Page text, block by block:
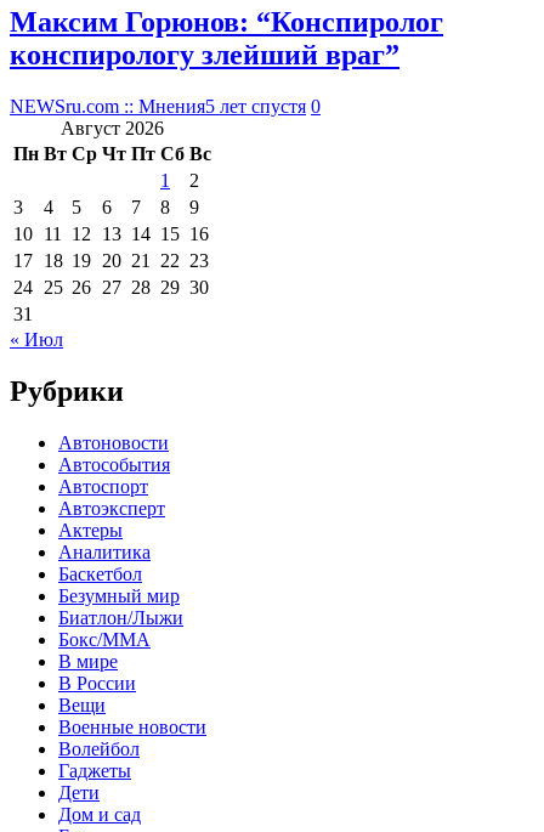
Максим Горюнов: “Конспиролог
конспирологу злейший враг”
NEWSru.com :: Мнения5 лет спустя 0
Август 2026
Пн Вт Ср Чт Пт Сб Вс
1
2
3
4 5 6 7 8
9
10 11 12 13 14 15 16
17 18 19 20 21 22 23
24 25 26 27 28 29 30
31
« Июл
Рубрики
Автоновости
Автособытия
Автоспорт
Автоэксперт
Актеры
Аналитика
Баскетбол
Безумный мир
Биатлон/Лыжи
Бокс/MMA
В мире
В России
Вещи
Военные новости
Волейбол
Гаджеты
Дети
Дом и сад